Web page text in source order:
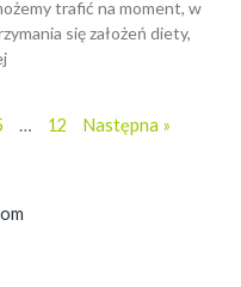
trafić na moment, w
się założeń diety,
… 12 Następna »